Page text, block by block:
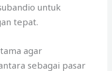
untuk
tepat.
agar
sebagai pasar